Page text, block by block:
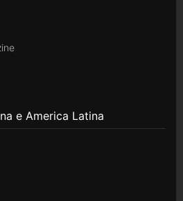
e America Latina